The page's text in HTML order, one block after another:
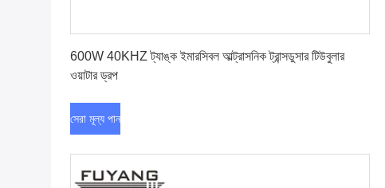
600W 40KHZ ট্যাঙ্ক ইমারসিবল আল্ট্রাসনিক ট্রান্সডুসার টিউবুলার
ওয়াটার ড্রপ
সেরা মূল্য পান